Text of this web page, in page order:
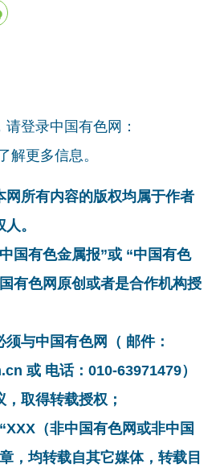
登录中国有色网：
解更多信息。
网所有内容的版权均属于作者
。
国有色金属报”或 “中国有色
有色网原创或者是合作机构授
与中国有色网（ 邮件：
或 电话：010-63971479）
取得转载授权；
（非中国有色网或非中国
，均转载自其它媒体，转载目